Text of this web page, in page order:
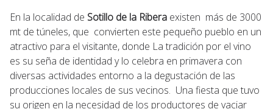
En la localidad de Sotillo de la Ribera existen más de 3000
mt de túneles, que convierten este pequeño pueblo en un
atractivo para el visitante, donde La tradición por el vino
es su seña de identidad y lo celebra en primavera con
diversas actividades entorno a la degustación de las
producciones locales de sus vecinos. Una fiesta que tuvo
su origen en la necesidad de los productores de vaciar